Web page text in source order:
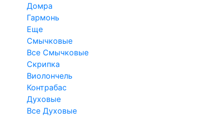
Домра
Гармонь
Еще
Смычковые
Все Смычковые
Скрипка
Виолончель
Контрабас
Духовые
Все Духовые